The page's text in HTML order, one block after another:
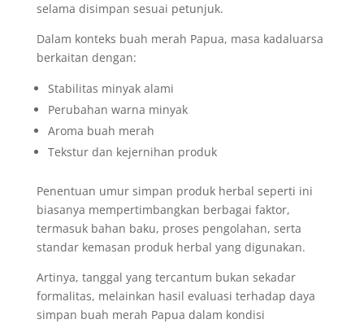
selama disimpan sesuai petunjuk.
Dalam konteks buah merah Papua, masa kadaluarsa
berkaitan dengan:
Stabilitas minyak alami
Perubahan warna minyak
Aroma buah merah
Tekstur dan kejernihan produk
Penentuan umur simpan produk herbal seperti ini
biasanya mempertimbangkan berbagai faktor,
termasuk bahan baku, proses pengolahan, serta
standar kemasan produk herbal yang digunakan.
Artinya, tanggal yang tercantum bukan sekadar
formalitas, melainkan hasil evaluasi terhadap daya
simpan buah merah Papua dalam kondisi